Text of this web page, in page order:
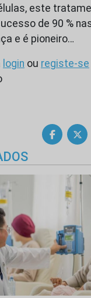
este
de 90 %
e é pioneiro…
login ou registe-se